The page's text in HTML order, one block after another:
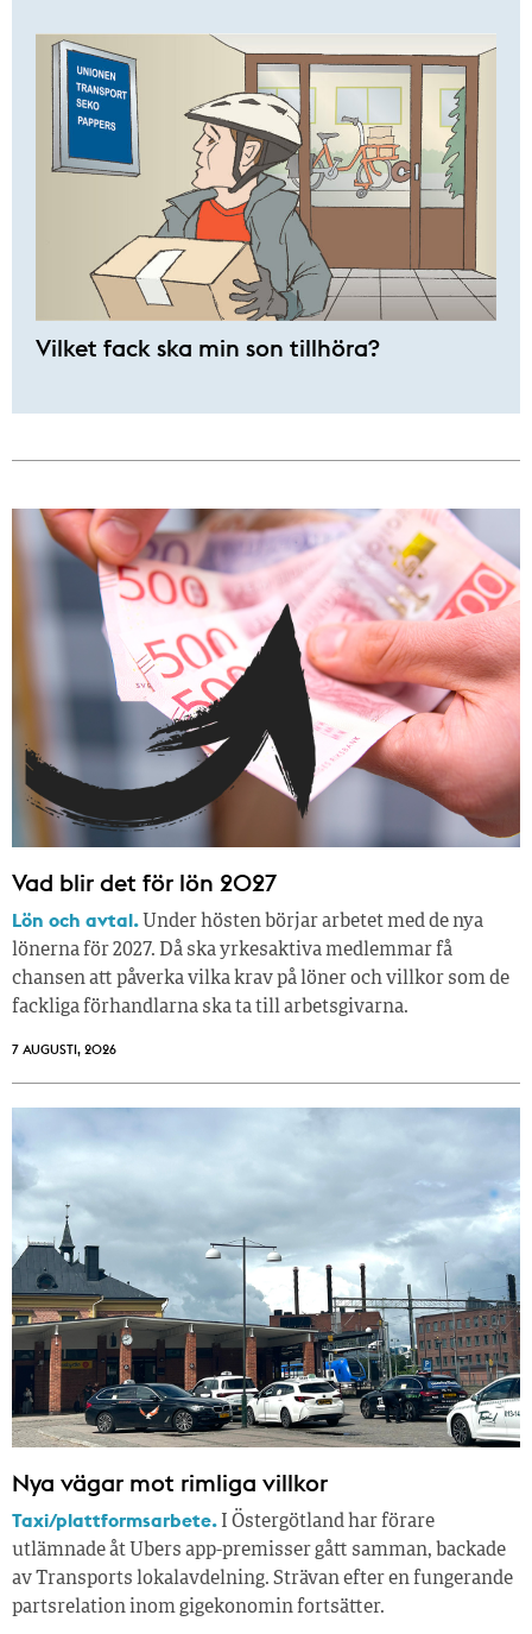
Vilket fack ska min son tillhöra?
Vad blir det för lön 2027
Lön och avtal. Under hösten börjar arbetet med de nya
lönerna för 2027. Då ska yrkesaktiva medlemmar få
chansen att påverka vilka krav på löner och villkor som de
fackliga förhandlarna ska ta till arbetsgivarna.
7 AUGUSTI, 2026
Nya vägar mot rimliga villkor
Taxi/plattformsarbete. I Östergötland har förare
utlämnade åt Ubers app-premisser gått samman, backade
av Transports lokalavdelning. Strävan efter en fungerande
partsrelation inom gigekonomin fortsätter.